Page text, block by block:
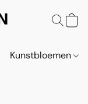
Kunstbloemen